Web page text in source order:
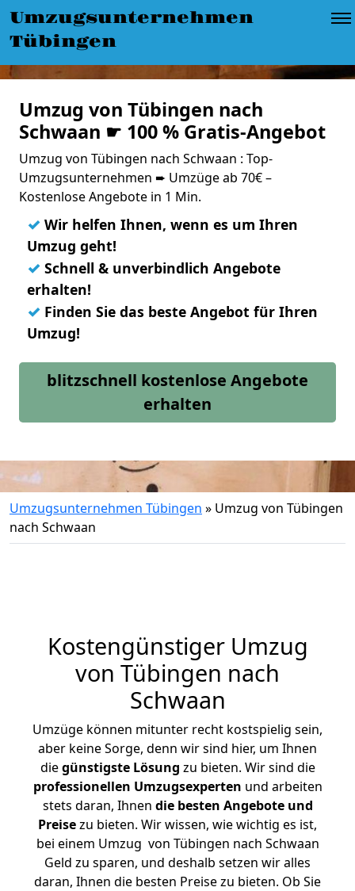
Umzugsunternehmen
Tübingen
Umzug von Tübingen nach
Schwaan ☛ 100 % Gratis-Angebot
Umzug von Tübingen nach Schwaan : Top-
Umzugsunternehmen ➨ Umzüge ab 70€ –
Kostenlose Angebote in 1 Min.
✓ Wir helfen Ihnen, wenn es um Ihren
Umzug geht!
✓ Schnell & unverbindlich Angebote
erhalten!
✓ Finden Sie das beste Angebot für Ihren
Umzug!
blitzschnell kostenlose Angebote
erhalten
Umzugsunternehmen Tübingen » Umzug von Tübingen
nach Schwaan
Kostengünstiger Umzug
von Tübingen nach
Schwaan
Umzüge können mitunter recht kostspielig sein,
aber keine Sorge, denn wir sind hier, um Ihnen
diegünstigste Lösung zu bieten. Wir sind die
professionellen Umzugsexperten und arbeiten
stets daran, Ihnen die besten Angebote und
Preisezu bieten. Wir wissen, wie wichtig es ist,
bei einem Umzug von Tübingen nach Schwaan
Geld zu sparen, und deshalb setzen wir alles
daran, Ihnen die besten Preise zu bieten. Ob Sie